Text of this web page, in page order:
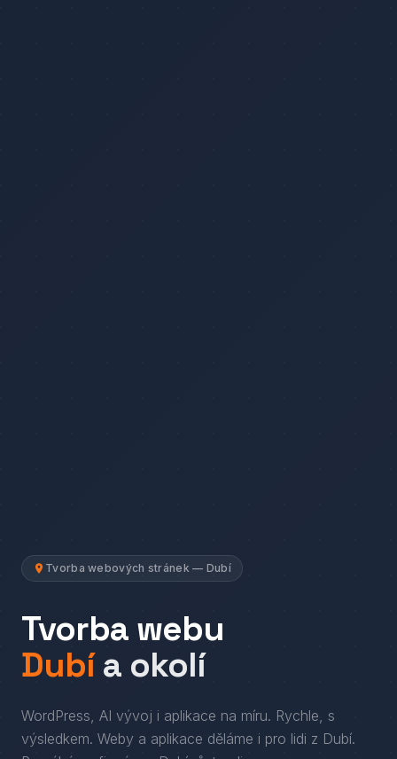
Tvorba webových stránek — Dubí
Tvorba webu
Dubí a okolí
WordPress, AI vývoj i aplikace na míru. Rychle, s
výsledkem. Weby a aplikace děláme i pro lidi z Dubí.